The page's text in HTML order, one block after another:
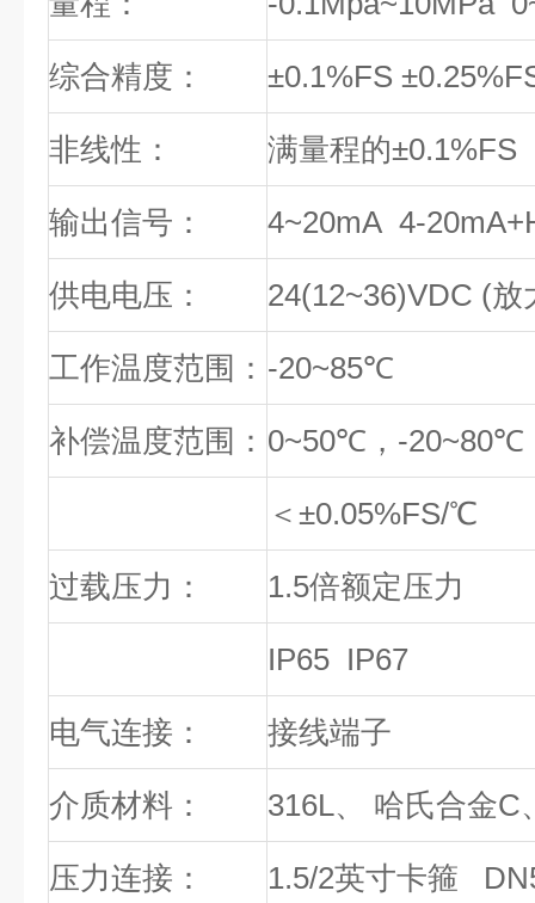
综合精度： ±0.1%FS ±
非线性： 满量程的±0.1%FS
输出信号： 4~20mA 4-
供电电压： 24(12~36)VDC (放
工作温度范围： -20~85℃
补偿温度范围： 0~50℃ ， -20~80℃
＜±0.05%FS/℃
过载压力： 1.5倍额定压力
IP65 IP67
电气连接： 接线端子
介质材料： 316L、 哈氏合金C
压力连接： 1.5/2英寸卡箍